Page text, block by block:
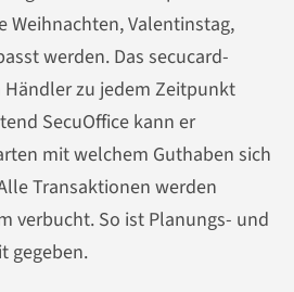
Weihnachten, Valentinstag,
werden. Das secucard-
zu jedem Zeitpunkt
SecuOffice kann er
mit welchem Guthaben sich
Transaktionen werden
verbucht. So ist Planungs- und
gegeben.